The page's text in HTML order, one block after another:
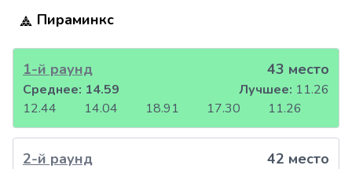
Пираминкс
1-й раунд 43 место
12.44 14.04 18.91 17.30 11.26
Среднее: 14.59 Лучшее: 11.26
2-й раунд 42 место